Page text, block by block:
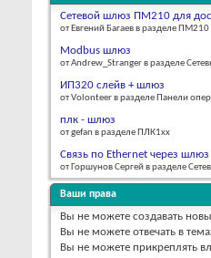
Сетевой шлюз ПМ210 для
от Евгений Багаев в разделе ПМ210
Modbus шлюз
от Andrew_Stranger в разделе
ИП320 слейв + шлюз
от Volonteer в разделе Панели
плк - шлюз
от gefan в разделе ПЛК1хх
Связь по Ethernet через
от Горшунов Сергей в разделе
Ваши права
Вы не можете создавать
Вы не можете отвечать в
Вы не можете прикреплять